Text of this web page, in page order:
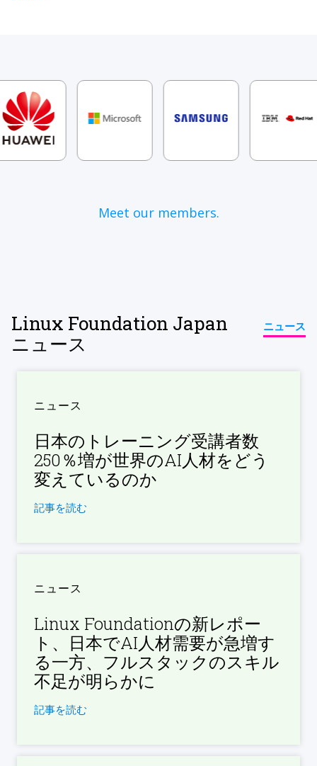
Meet our members.
Linux Foundation Japan
ニュース
ニュース
ニュース
日本のトレーニング受講者数
250％増が世界のAI人材をどう
変えているのか
記事を読む
ニュース
Linux Foundationの新レポー
ト、日本でAI人材需要が急増す
る一方、フルスタックのスキル
不足が明らかに
記事を読む